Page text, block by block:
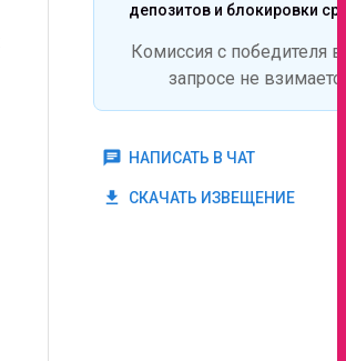
депозитов и блокировки
Комиссия с победителя
запросе не
chat НАПИСАТЬ В ЧАТ
get_app СКАЧАТЬ ИЗВЕЩЕНИЕ